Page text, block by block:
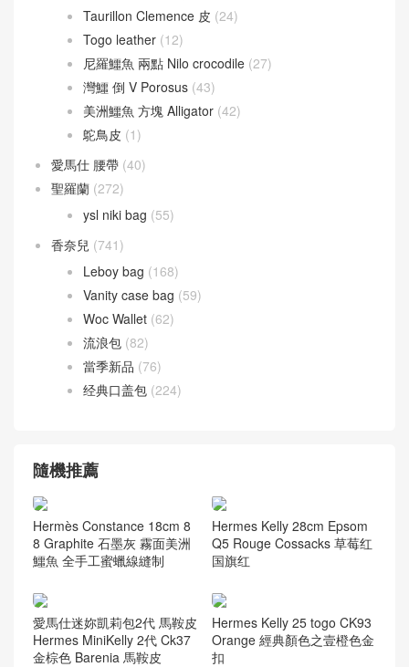
Taurillon Clemence 皮 (24)
Togo leather (12)
尼羅鱷魚 兩點 Nilo crocodile (27)
灣鱷 倒 V Porosus (43)
美洲鱷魚 方塊 Alligator (42)
鴕鳥皮 (1)
愛馬仕 腰帶 (40)
聖羅蘭 (272)
ysl niki bag (55)
香奈兒 (741)
Leboy bag (168)
Vanity case bag (59)
Woc Wallet (62)
流浪包 (82)
當季新品 (76)
经典口盖包 (224)
隨機推薦
Hermès Constance 18cm 8
8 Graphite 石墨灰 霧面美洲
鱷魚 全手工蜜蠟線縫制
Hermes Kelly 28cm Epsom
Q5 Rouge Cossacks 草莓红
国旗红
愛馬仕迷妳凱莉包2代 馬鞍皮
Hermes MiniKelly 2代 Ck37
金棕色 Barenia 馬鞍皮
Hermes Kelly 25 togo CK93
Orange 經典顏色之壹橙色金
扣